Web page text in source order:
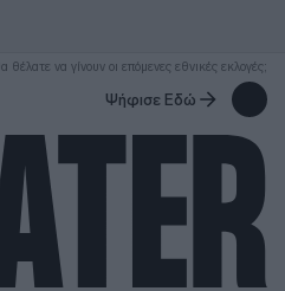
να γίνουν οι επόμενες εθνικές εκλογές;
Ψήφισε Εδώ